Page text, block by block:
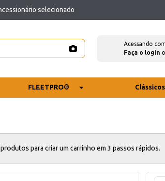
selecionado
Acessando
Faça o login
FLEETPRO®
para criar um carrinho em 3 passos rápidos.